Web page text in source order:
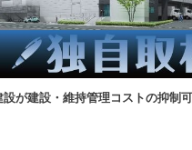
設が建設・維持管理コストの抑制